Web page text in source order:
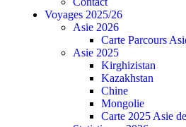
Voyages 2025/26
Asie 2026
Carte Parcours
Asie 2025
Kirghizistan
Kazakhstan
Chine
Mongolie
Carte 2025 Asie